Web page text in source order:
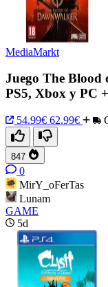
MediaMarkt
Juego The Blood
PS5, Xbox y PC
54.99€ 62.99€
847
0
MirY_oFerTas
Lunam
GAME
5d